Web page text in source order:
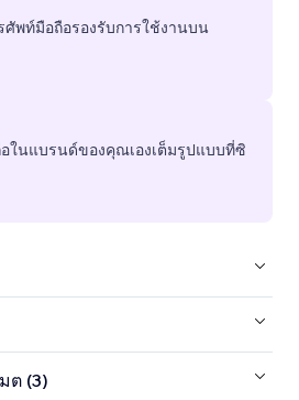
ศัพท์มือถือรองรับการใช้งานบน
ในแบรนด์ของคุณเองเต็มรูปแบบที่ซิ
ต (3)